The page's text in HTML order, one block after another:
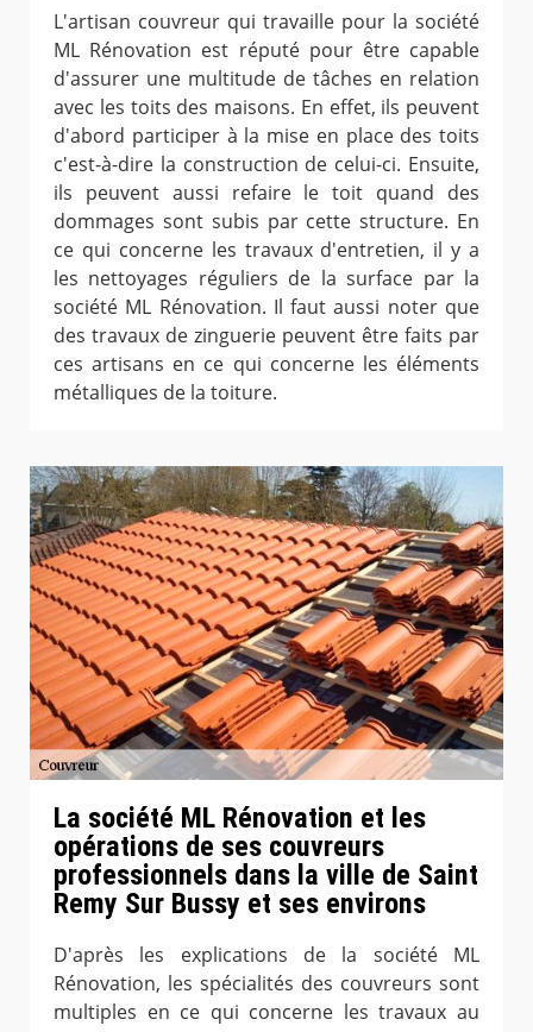
L'artisan couvreur qui travaille pour la société
ML Rénovation est réputé pour être capable
d'assurer une multitude de tâches en relation
avec les toits des maisons. En effet, ils peuvent
d'abord participer à la mise en place des toits
c'est-à-dire la construction de celui-ci. Ensuite,
ils peuvent aussi refaire le toit quand des
dommages sont subis par cette structure. En
ce qui concerne les travaux d'entretien, il y a
les nettoyages réguliers de la surface par la
société ML Rénovation. Il faut aussi noter que
des travaux de zinguerie peuvent être faits par
ces artisans en ce qui concerne les éléments
métalliques de la toiture.
La société ML Rénovation et les
opérations de ses couvreurs
professionnels dans la ville de Saint
Remy Sur Bussy et ses environs
D'après les explications de la société ML
Rénovation, les spécialités des couvreurs sont
multiples en ce qui concerne les travaux au